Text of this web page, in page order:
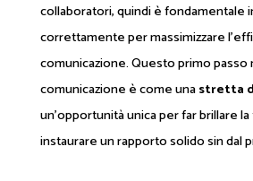
collaboratori, quindi è fondamentale
correttamente per massimizzare
comunicazione. Questo primo passo
comunicazione è come unastretta
un'opportunità unica per far brillare la
instaurare un rapporto solido sin dal